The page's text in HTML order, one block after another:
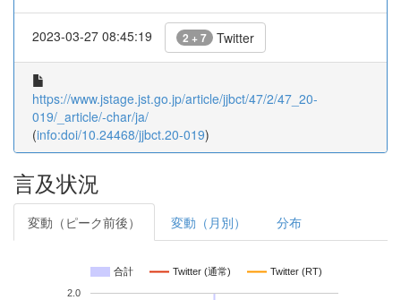
2023-03-27 08:45:19 2 + 7 Twitter
https://www.jstage.jst.go.jp/article/jjbct/47/2/47_20-
019/_article/-char/ja/
(info:doi/10.24468/jjbct.20-019)
言及状況
変動（ピーク前後） 変動（月別） 分布
合計 Twitter (通常) Twitter (RT)
2.0